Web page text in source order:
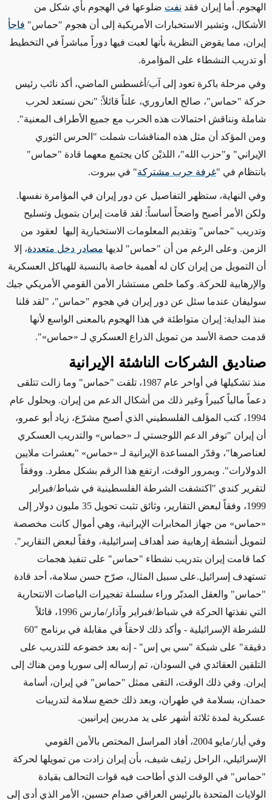
الهجوم. أما إيران فقد نفت ضلوعها في الهجوم بأي شكل من
الأشكال، وتشير الاستخبارات الأمريكية إلى أن هجوم "حماس" فاجأ
إيران، مما يقوض النظرية بأنها لعبت فيها دوراً مباشراً في التخطيط
أو تدريب النشطاء على المؤامرة.
وفي مرحلة باكرة تعود إلى آب/أغسطس الماضي، أكد نائب رئيس
حركة "حماس"، صالح العاروري، علناً قائلاً: "نحن نستعد لحرب
شاملة ونناقش احتمالات هذه الحرب مع جميع الأطراف المعنية".
ومن المؤكد أن مثل هذه المناقشات شملت "الحرس الثوري
الإيراني" و"حزب الله"، اللذيْن كان يجتمع معهما قادة "حماس"
بانتظام في "غرفة حرب مشتركة" في بيروت.
وفي النهاية، ستظهر التفاصيل عن دور إيران في المؤامرة نفسها.
ولكن الأمر أصبح واضحاً أساساً: لقد قامت إيران بتمويل وتسليح
وتدريب "حماس" وتقديم المعلومات الاستخبارية إليها لعقود من
الزمن. وعلى الرغم من أن "حماس" لديها مصادر دخل متعددة، إلا
أن التمويل من إيران كان له أهمية خاصة بالنسبة للهياكل العسكرية
والإرهابية للحركة. وكما خلص مستشار الأمن القومي الأمريكي جيك
سوليفان عندما سئل عن دور إيران في هجوم "حماس"، "لقد قلنا
منذ البداية: إيران متواطئة في هذا الهجوم بالمعنى الواسع لأنها
قدمت حصة الأسد من تمويل الذراع العسكري لـ «حماس»
".
صناديق الشركات الناشئة الإيرانية
منذ تشكيلها في أواخر عام 1987، تلقت "حماس" وما زالت تتلقى
دعماً مالياً كبيراً وغير ذلك من أشكال الدعم من إيران. وبحلول عام
1994، كتب المؤلف الفلسطيني الذي أصبح مشرّع، زياد أبو عمرو،
أن إيران "توفر الدعم اللوجستي لـ «حماس» والتدريب العسكري
لعناصرها"، وقدّر المساعدة الإيرانية لـ «حماس» "بعشرات ملايين
الدولارات". وبمرور الوقت، ارتفع هذا الرقم بشكل مطرد. ووفقاً
لتقرير كندي "اكتشفت الشرطة الفلسطينية في شباط/فبراير
1999، وفقاً لبعض التقارير، وثائق تثبت تحويل 35 مليون دولار إلى
«حماس» من جهاز المخابرات الإيرانية، وهي أموال كانت مخصصة
لتمويل أنشطة إرهابية ضد أهداف إسرائيلية، وفقاً لبعض التقارير".
كما قامت إيران بتدريب نشطاء "حماس" على تنفيذ هجمات
تستهدف إسرائيل.على سبيل المثال، صرّح حسن سلامة، أحد قادة
"حماس" والعقل المدبّر وراء سلسلة تفجيرات الباصات الانتحارية
التي نفذتها الحركة في شباط/فبراير وآذار/مارس 1996، قائلاً
للشرطة الإسرائيلية
- وأكد ذلك لاحقاً في مقابلة في برنامج "60
دقيقة" على شبكة "سي بي إس" - إنه بعد خضوعه للتدريب على
التلقين العقائدي في السودان، تم إرساله إلى سوريا ومن هناك إلى
إيران. وفي ذلك الوقت، التقى ممثل "حماس" في إيران، أسامة
حمدان، بسلامة في طهران، وبعد ذلك خضع سلامة لتدريبات
عسكرية لمدة ثلاثة أشهر على يد مدربين إيرانيين.
وفي أيار/مايو 2004، أفاد المراسل المختص بالأمن القومي
الإسرائيلي، الراحل زئيف شيف، بأن إيران زادت من تمويلها لحركة
"حماس" في الوقت الذي أطاحت فيه قوات التحالف بقيادة
الولايات المتحدة بالرئيس العراقي صدام حسين، الأمر الذي أدى إلى